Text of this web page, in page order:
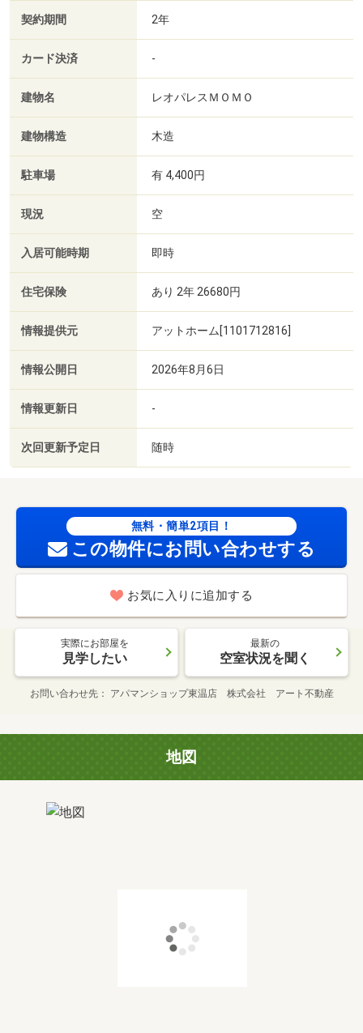
契約期間 2年
カード決済 -
建物名 レオパレスＭＯＭＯ
建物構造 木造
駐車場 有 4,400円
現況 空
入居可能時期 即時
住宅保険 あり 2年 26680円
情報提供元 アットホーム[1101712816]
情報公開日 2026年8月6日
情報更新日 -
次回更新予定日 随時
無料・簡単2項目！
この物件にお問い合わせする
お気に入りに追加する
実際にお部屋を
見学したい
最新の
空室状況を聞く
お問い合わせ先 アパマンショップ東温店 株式会社 アート不動産
地図